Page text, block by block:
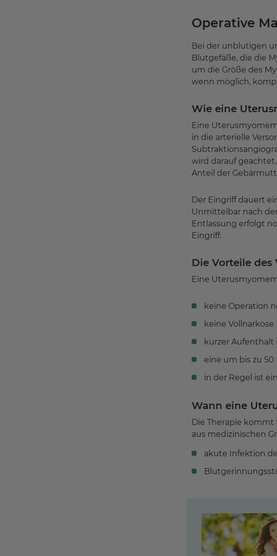
Operative
Bei der unblutigen
Blutgefäße, die die
um die Größe des
wenn möglich,
Wie eine
Eine
in die arterielle
wird darauf
Anteil der
Der Eingriff dauert
Unmittelbar nach
Entlassung erfolgt
Eingriff.
Die Vorteile des
Eine
keine Operation
keine Vollnarkose
kurzer Aufenthalt
eine um bis zu
in der Regel ist
Wann eine
Die Therapie
aus medizinischen
akute Infektion